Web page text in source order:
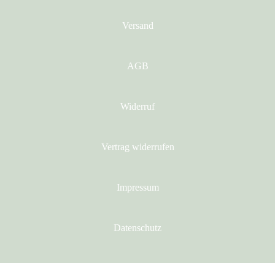
Versand
AGB
Widerruf
Vertrag widerrufen
Impressum
Datenschutz